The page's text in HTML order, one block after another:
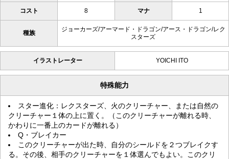
コスト 8 マナ 1
種族
ジョーカーズ/アーマード・ドラゴン/アース・ドラゴン/レク
スターズ
イラストレーター YOICHI ITO
特殊能力
スター進化：レクスターズ、火のクリーチャー、または自然の
クリーチャー１体の上に置く。（このクリーチャーが離れる時、
かわりに一番上のカードが離れる）
Q・ブレイカー
このクリーチャーが出た時、自分のシールドを２つブレイクす
る。その後、相手のクリーチャーを１体選んでもよい。このクリ